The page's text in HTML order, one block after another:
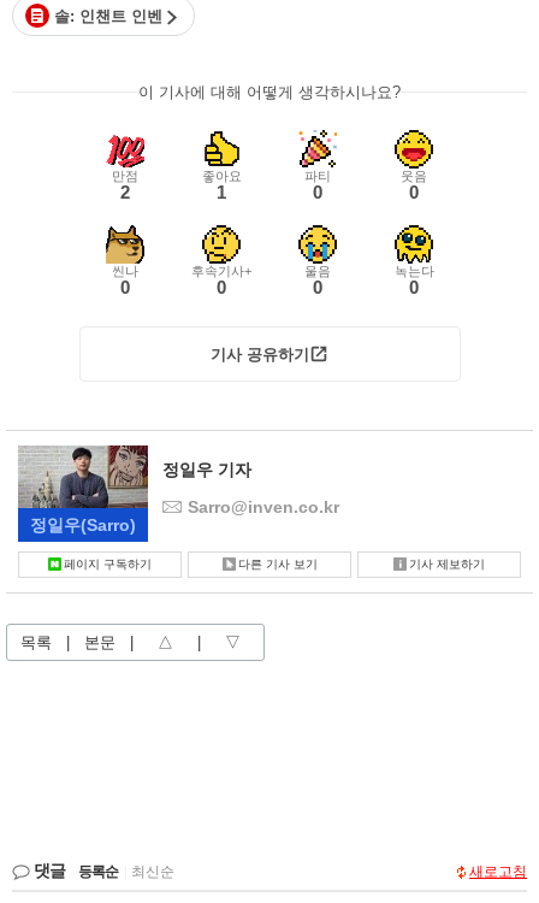
솔: 인챈트 인벤
이 기사에 대해 어떻게 생각하시나요?
만점
2
좋아요
1
파티
0
웃음
0
씬나
0
후속기사+
0
울음
0
녹는다
0
기사 공유하기
정일우(Sarro)
정일우 기자
Sarro@inven.co.kr
페이지 구독하기 다른 기사 보기 기사 제보하기
목록 본문 △ ▽
댓글 등록순 최신순 새로고침